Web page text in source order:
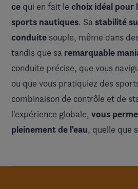
ce qui en fait le choix idéal pour
sports nautiques. Sa stabilité
conduite souple, même dans
tandis que sa remarquable
conduite précise, que vous
ou que vous pratiquiez des
combinaison de contrôle et de
l'expérience globale, vous
pleinement de l'eau, quelle que